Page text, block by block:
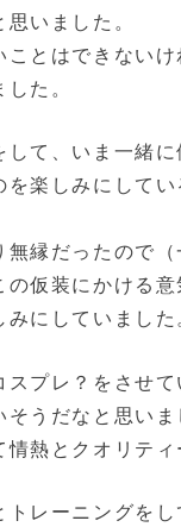
いました。
とはできない
た。
て、いま一緒
を楽しみにして
縁だったので
仮装にかける
にしていました
プレ？をさせ
うだなと思いま
熱とクオリテ
トレーニングを